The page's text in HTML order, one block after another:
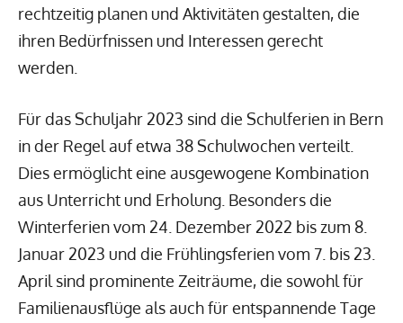
rechtzeitig planen und Aktivitäten gestalten, die
ihren Bedürfnissen und Interessen gerecht
werden.
Für das Schuljahr 2023 sind die Schulferien in Bern
in der Regel auf etwa 38 Schulwochen verteilt.
Dies ermöglicht eine ausgewogene Kombination
aus Unterricht und Erholung. Besonders die
Winterferien vom 24. Dezember 2022 bis zum 8.
Januar 2023 und die Frühlingsferien vom 7. bis 23.
April sind prominente Zeiträume, die sowohl für
Familienausflüge als auch für entspannende Tage